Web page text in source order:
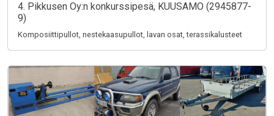
4. Pikkusen Oy:n konkurssipesä, KUUSAMO (2945877-
9)
Komposiittipullot, nestekaasupullot, lavan osat, terassikalusteet